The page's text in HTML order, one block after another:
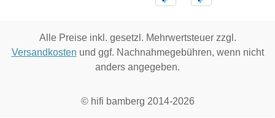
Alle Preise inkl. gesetzl. Mehrwertsteuer zzgl.
Versandkosten und ggf. Nachnahmegebühren, wenn nicht
anders angegeben.
© hifi bamberg 2014-2026